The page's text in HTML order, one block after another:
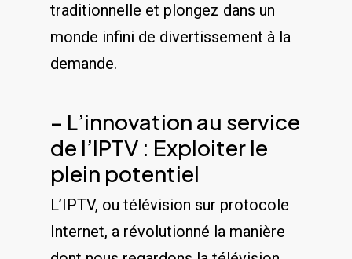
traditionnelle et plongez⁣ dans ​un
monde infini de divertissement ​à la
demande.
– ⁢L’innovation au service
de l’IPTV : Exploiter le
plein potentiel
L’IPTV, ou télévision​ sur protocole
‍Internet, a révolutionné la manière